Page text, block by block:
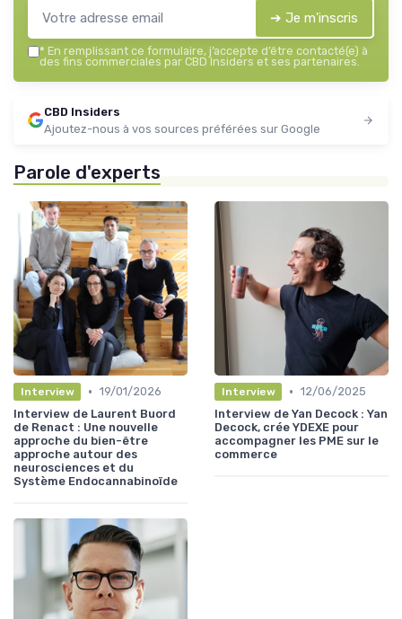
➔ Je m'inscris
* En remplissant ce formulaire, j’accepte d’être contacté(e) à
des fins commerciales par CBD Insiders et ses partenaires.
CBD Insiders
Ajoutez-nous à vos sources préférées sur Google
Parole d'experts
Interview • 19/01/2026
Interview de Laurent Buord
de Renact : Une nouvelle
approche du bien-être
approche autour des
neurosciences et du
Système Endocannabinoïde
Interview • 12/06/2025
Interview de Yan Decock : Yan
Decock, crée YDEXE pour
accompagner les PME sur le
commerce